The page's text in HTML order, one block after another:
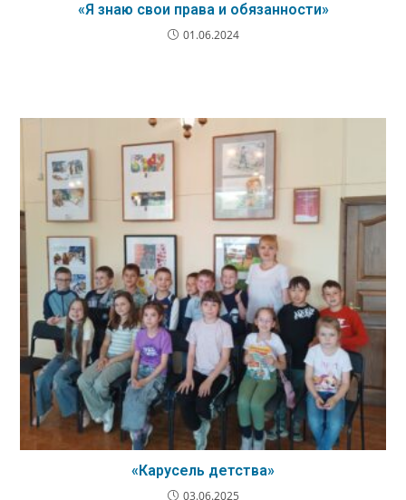
«Я знаю свои права и обязанности»
01.06.2024
«Карусель детства»
03.06.2025